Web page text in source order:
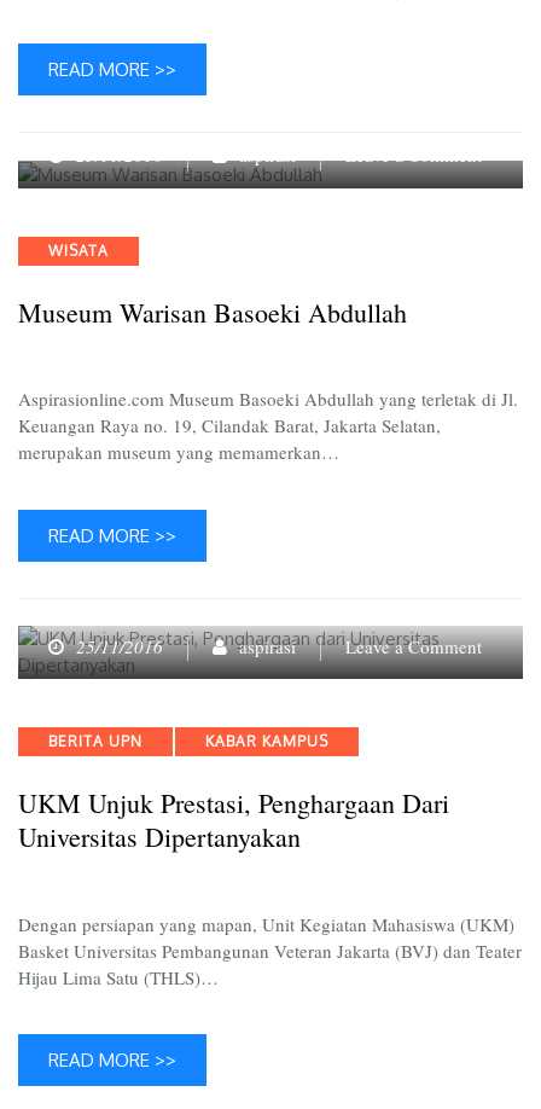
READ MORE >>
25/11/2016 aspirasi Leave a Comment
Categories
WISATA
Museum Warisan Basoeki Abdullah
Aspirasionline.com Museum Basoeki Abdullah yang terletak di Jl.
Keuangan Raya no. 19, Cilandak Barat, Jakarta Selatan,
merupakan museum yang memamerkan…
READ MORE >>
25/11/2016 aspirasi Leave a Commenton
UKM
Categories
BERITA UPN KABAR KAMPUS
UKM Unjuk Prestasi, Penghargaan Dari
Universitas Dipertanyakan
Dengan persiapan yang mapan, Unit Kegiatan Mahasiswa (UKM)
Basket Universitas Pembangunan Veteran Jakarta (BVJ) dan Teater
Hijau Lima Satu (THLS)…
READ MORE >>